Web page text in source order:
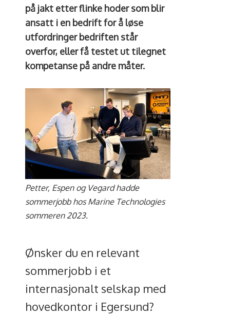
på jakt etter flinke hoder som blir
ansatt i en bedrift for å løse
utfordringer bedriften står
overfor, eller få testet ut tilegnet
kompetanse på andre måter.
Petter, Espen og Vegard hadde
sommerjobb hos Marine Technologies
sommeren 2023.
Ønsker du en relevant
sommerjobb i et
internasjonalt selskap med
hovedkontor i Egersund?